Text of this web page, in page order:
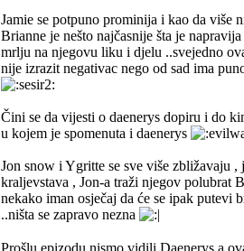
Jamie se potpuno prominija i kao da više
Brianne je nešto najčasnije šta je
mrlju na njegovu liku i djelu ..svejedno
nije izrazit negativac nego od sad ima
Čini se da vijesti o daenerys dopiru i do
u kojem je spomenuta i daenerys
Jon snow i Ygritte se sve više zbližavaju
kraljevstava , Jon-a traži njegov polubrat
nekako iman osječaj da će se ipak
..ništa se zapravo nezna
Prošlu epizodu nismo vidili Daenerys a